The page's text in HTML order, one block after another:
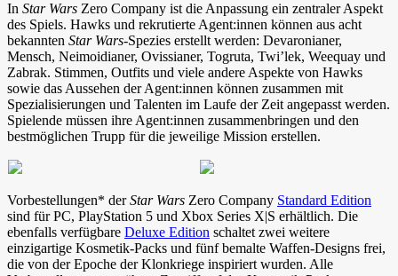
In Star Wars Zero Company ist die Anpassung ein zentraler Aspekt
des Spiels. Hawks und rekrutierte Agent:innen können aus acht
bekannten Star Wars-Spezies erstellt werden: Devaronianer,
Mensch, Neimoidianer, Ovissianer, Togruta, Twi’lek, Weequay und
Zabrak. Stimmen, Outfits und viele andere Aspekte von Hawks
sowie das Aussehen der Agent:innen können zusammen mit
Spezialisierungen und Talenten im Laufe der Zeit angepasst werden.
Spielende müssen ihre Agent:innen zusammenbringen und den
bestmöglichen Trupp für die jeweilige Mission erstellen.
Vorbestellungen* derStar Wars Zero Company Standard Edition
sind für PC, PlayStation 5 und Xbox Series X|S erhältlich. Die
ebenfalls verfügbare Deluxe Edition schaltet zwei weitere
einzigartige Kosmetik-Packs und fünf bemalte Waffen-Designs frei,
die von der Epoche der Klonkriege inspiriert wurden. Alle